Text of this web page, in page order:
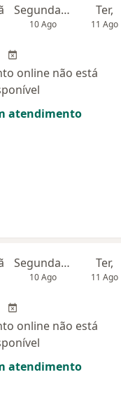
Segunda-feira
10 Ago
Ter,
11 Ago
online não está
atendimento
Segunda-feira
10 Ago
Ter,
11 Ago
online não está
atendimento